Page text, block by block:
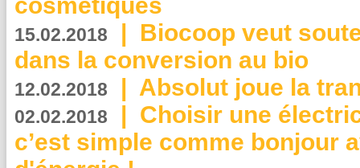
15.02.2018 | Biocoop veut
dans la conversion au bio
12.02.2018 | Absolut joue la
02.02.2018 | Choisir une
c’est simple comme bonjour